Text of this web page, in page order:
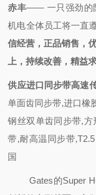
赤丰—— 一只强劲的
机电全体员工将一直
信经营，正品销售，
上，持续改善，精益
供应进口同步带高速
单面齿同步带,进口橡
钢丝双单齿同步带,
带,耐高温同步带
国
Gates的Super